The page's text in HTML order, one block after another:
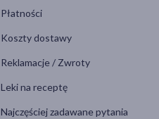
Płatności
Koszty dostawy
Reklamacje / Zwroty
Leki na receptę
Najczęściej zadawane pytania